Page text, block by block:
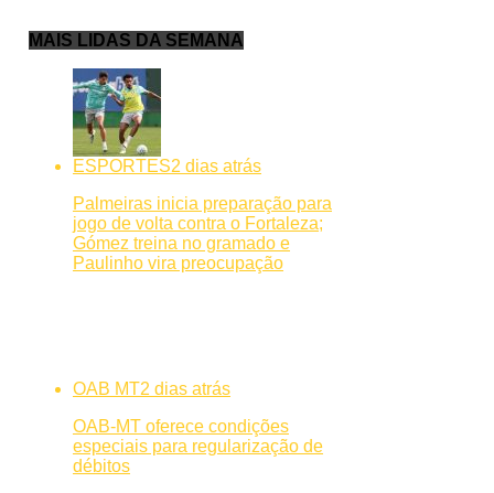
MAIS LIDAS DA SEMANA
ESPORTES2 dias atrás
Palmeiras inicia preparação para
jogo de volta contra o Fortaleza;
Gómez treina no gramado e
Paulinho vira preocupação
OAB MT2 dias atrás
OAB-MT oferece condições
especiais para regularização de
débitos